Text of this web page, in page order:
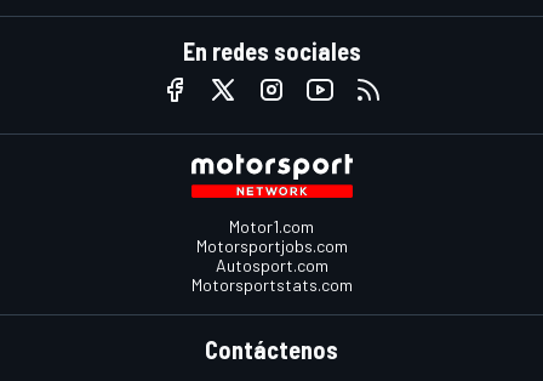
En redes sociales
Motor1.com
Motorsportjobs.com
Autosport.com
Motorsportstats.com
Contáctenos